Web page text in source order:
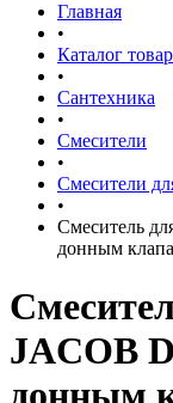
Главная
•
Каталог
•
Сантехника
•
Смесители
•
Смесители
•
Смеситель
донным
JACOB